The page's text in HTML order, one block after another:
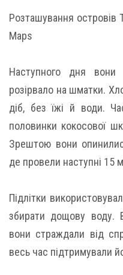
Розташування островів
Maps
Наступного дня
розірвало на шматки.
діб, без їжі й води.
половинки кокосової
Зрештою вони
де провели наступні 15
Підлітки
збирати дощову воду.
вони страждали від
весь час підтримували